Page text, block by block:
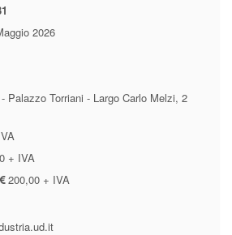
2026
Palazzo Torriani - Largo Carlo Melzi, 2
+ IVA
200,00 + IVA